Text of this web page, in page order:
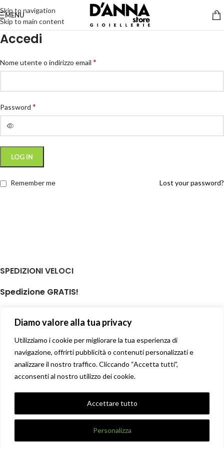
Diamo valore alla tua privacy
Utilizziamo i cookie per migliorare la tua esperienza di
navigazione, offrirti pubblicità o contenuti personalizzati e
analizzare il nostro traffico. Cliccando “Accetta tutti”,
acconsenti al nostro utilizzo dei cookie.
Personalizza
Accettare tutto
Skip to navigation
Skip to main content
MENU
Accedi
Nome utente o indirizzo email *
Password *
LOG IN
Lost your password?
Remember me
SPEDIZIONI VELOCI
Spedizione GRATIS!
isole minori non incluse
Soddisfatti o rimborsati
14 giorni diritto di recesso facile
Condizioni di vendita